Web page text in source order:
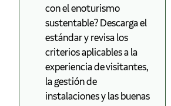
con el enoturismo
sustentable? Descarga el
estándar y revisa los
criterios aplicables a la
experiencia de visitantes,
la gestión de
instalaciones y las buenas